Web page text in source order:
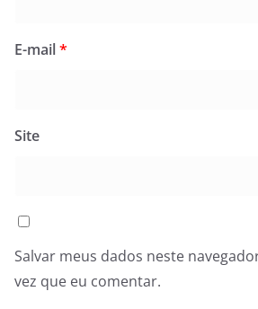
E-mail*
Site
Salvar meus dados neste
vez que eu comentar.